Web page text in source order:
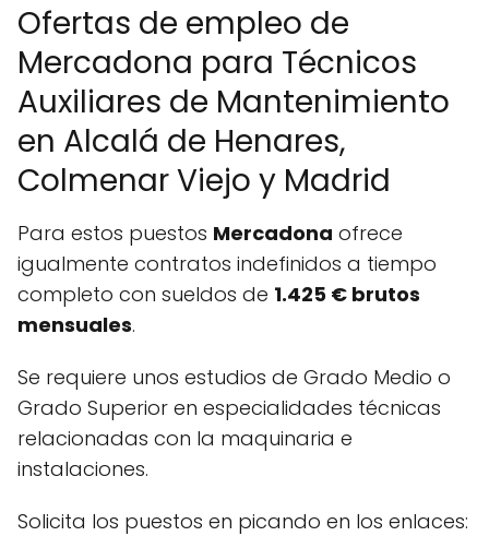
Ofertas de empleo de
Mercadona para Técnicos
Auxiliares de Mantenimiento
en Alcalá de Henares,
Colmenar Viejo y Madrid
Para estos puestos Mercadona ofrece
igualmente contratos indefinidos a tiempo
completo con sueldos de 1.425 € brutos
mensuales.
Se requiere unos estudios de Grado Medio o
Grado Superior en especialidades técnicas
relacionadas con la maquinaria e
instalaciones.
Solicita los puestos en picando en los enlaces: